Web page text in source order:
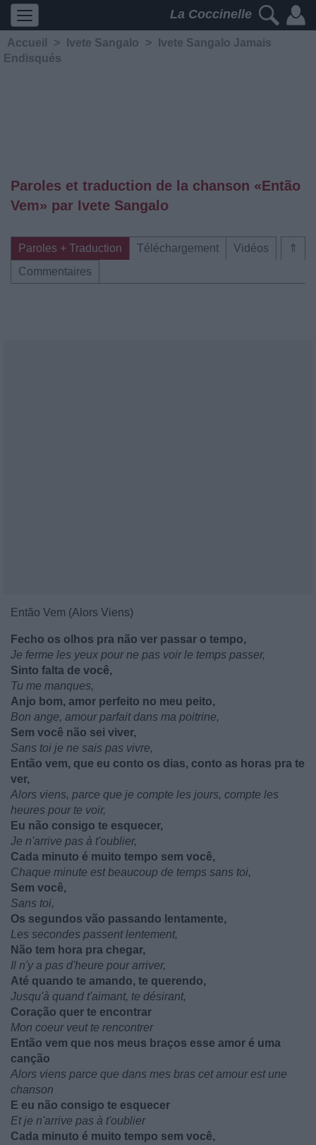
La Coccinelle
Accueil > Ivete Sangalo >
Ivete Sangalo Jamais
Endisqués
Paroles et traduction de la chanson «Então
Vem» par Ivete Sangalo
⇑
Paroles + Traduction Téléchargement
Vidéos
Commentaires
Então Vem (Alors Viens)
Fecho os olhos pra não ver passar o tempo,
Je ferme les yeux pour ne pas voir le temps passer,
Sinto falta de você,
Tu me manques,
Anjo bom, amor perfeito no meu peito,
Bon ange, amour parfait dans ma poitrine,
Sem você não sei viver,
Sans toi je ne sais pas vivre,
Então vem, que eu conto os dias, conto as horas pra te
ver,
Alors viens, parce que je compte les jours, compte les
heures pour te voir,
Eu não consigo te esquecer,
Je n'arrive pas à t'oublier,
Cada minuto é muito tempo sem você,
Chaque minute est beaucoup de temps sans toi,
Sem você,
Sans toi,
Os segundos vão passando lentamente,
Les secondes passent lentement,
Não tem hora pra chegar,
Il n'y a pas d'heure pour arriver,
Até quando te amando, te querendo,
Jusqu'à quand t'aimant, te désirant,
Coração quer te encontrar
Mon coeur veut te rencontrer
Então vem que nos meus braços esse amor é uma
canção
Alors viens parce que dans mes bras cet amour est une
chanson
E eu não consigo te esquecer
Et je n'arrive pas à t'oublier
Cada minuto é muito tempo sem você,